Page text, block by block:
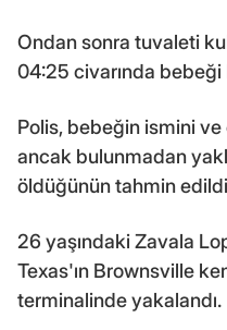
Ondan sonra tuvaleti
04:25 civarında
Polis, bebeğin ismini ve
ancak bulunmadan
öldüğünün tahmin
26 yaşındaki Zavala
Texas'ın Brownsville
terminalinde yakalandı.